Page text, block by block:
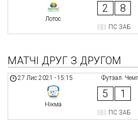
Лотос
2 8
ПС ЗАБ
МАТЧІ ДРУГ З ДРУГОМ
Футзал.
27 Лис 2021 -15:15
Нікма
5 1
ПС ЗАБ